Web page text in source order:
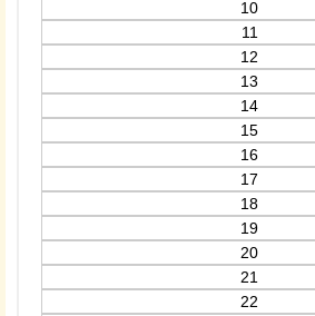
10
11
12
13
14
15
16
17
18
19
20
21
22